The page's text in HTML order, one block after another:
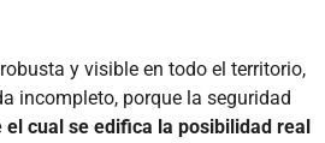
y visible en todo el territorio,
incompleto, porque la seguridad
cual se edifica la posibilidad real